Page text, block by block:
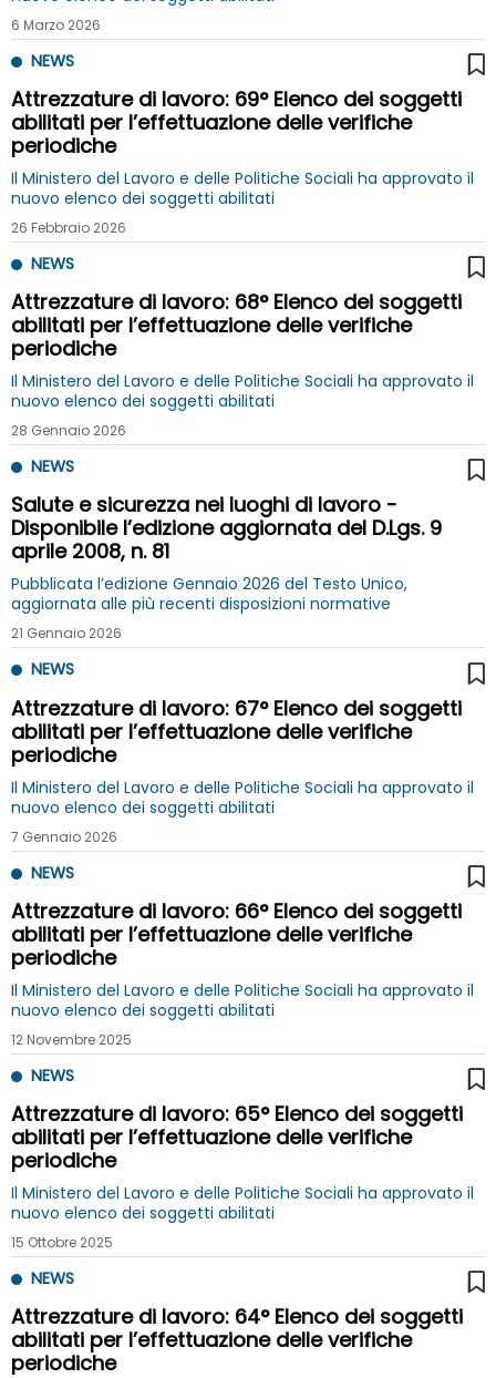
6 Marzo 2026
NEWS
Attrezzature di lavoro: 69° Elenco dei soggetti
abilitati per l’effettuazione delle verifiche
periodiche
Il Ministero del Lavoro e delle Politiche Sociali ha approvato il
nuovo elenco dei soggetti abilitati
26 Febbraio 2026
NEWS
Attrezzature di lavoro: 68° Elenco dei soggetti
abilitati per l’effettuazione delle verifiche
periodiche
Il Ministero del Lavoro e delle Politiche Sociali ha approvato il
nuovo elenco dei soggetti abilitati
28 Gennaio 2026
NEWS
Salute e sicurezza nei luoghi di lavoro -
Disponibile l’edizione aggiornata del D.Lgs. 9
aprile 2008, n. 81
Pubblicata l’edizione Gennaio 2026 del Testo Unico,
aggiornata alle più recenti disposizioni normative
21 Gennaio 2026
NEWS
Attrezzature di lavoro: 67° Elenco dei soggetti
abilitati per l’effettuazione delle verifiche
periodiche
Il Ministero del Lavoro e delle Politiche Sociali ha approvato il
nuovo elenco dei soggetti abilitati
7 Gennaio 2026
NEWS
Attrezzature di lavoro: 66° Elenco dei soggetti
abilitati per l’effettuazione delle verifiche
periodiche
Il Ministero del Lavoro e delle Politiche Sociali ha approvato il
nuovo elenco dei soggetti abilitati
12 Novembre 2025
NEWS
Attrezzature di lavoro: 65° Elenco dei soggetti
abilitati per l’effettuazione delle verifiche
periodiche
Il Ministero del Lavoro e delle Politiche Sociali ha approvato il
nuovo elenco dei soggetti abilitati
15 Ottobre 2025
NEWS
Attrezzature di lavoro: 64° Elenco dei soggetti
abilitati per l’effettuazione delle verifiche
periodiche